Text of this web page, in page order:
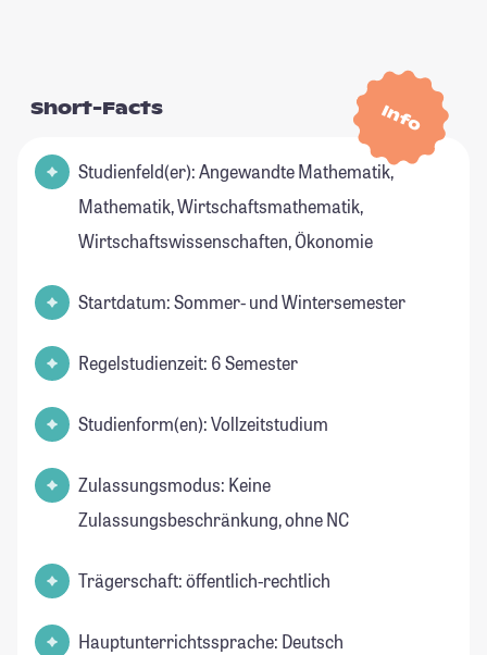
Info
Short-Facts
Studienfeld(er): Angewandte Mathematik,
Mathematik, Wirtschaftsmathematik,
Wirtschaftswissenschaften, Ökonomie
Startdatum: Sommer- und Wintersemester
Regelstudienzeit: 6 Semester
Studienform(en): Vollzeitstudium
Zulassungsmodus: Keine
Zulassungsbeschränkung, ohne NC
Trägerschaft: öffentlich-rechtlich
Hauptunterrichtssprache: Deutsch